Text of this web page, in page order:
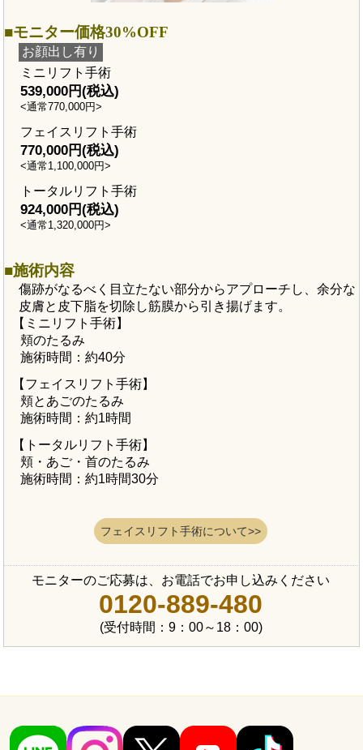
モニター価格30%OFF
お顔出し有り
ミニリフト手術
539,000円(税込)
<通常770,000円>
フェイスリフト手術
770,000円(税込)
<通常1,100,000円>
トータルリフト手術
924,000円(税込)
<通常1,320,000円>
施術内容
傷跡がなるべく目立たない部分からアプローチし、余分な
皮膚と皮下脂を切除し筋膜から引き揚げます。
【ミニリフト手術】
頬のたるみ
施術時間：約40分
【フェイスリフト手術】
頬とあごのたるみ
施術時間：約1時間
【トータルリフト手術】
頬・あご・首のたるみ
施術時間：約1時間30分
フェイスリフト手術について>>
モニターのご応募は、お電話でお申し込みください
0120-889-480
(受付時間：9：00～18：00)